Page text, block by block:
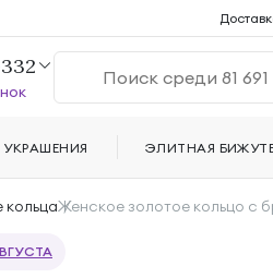
Женское золотое кольцо с
УКРАШЕНИЯ ЭЛИТНАЯ